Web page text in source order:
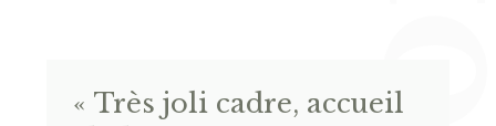
« Très joli cadre, accueil